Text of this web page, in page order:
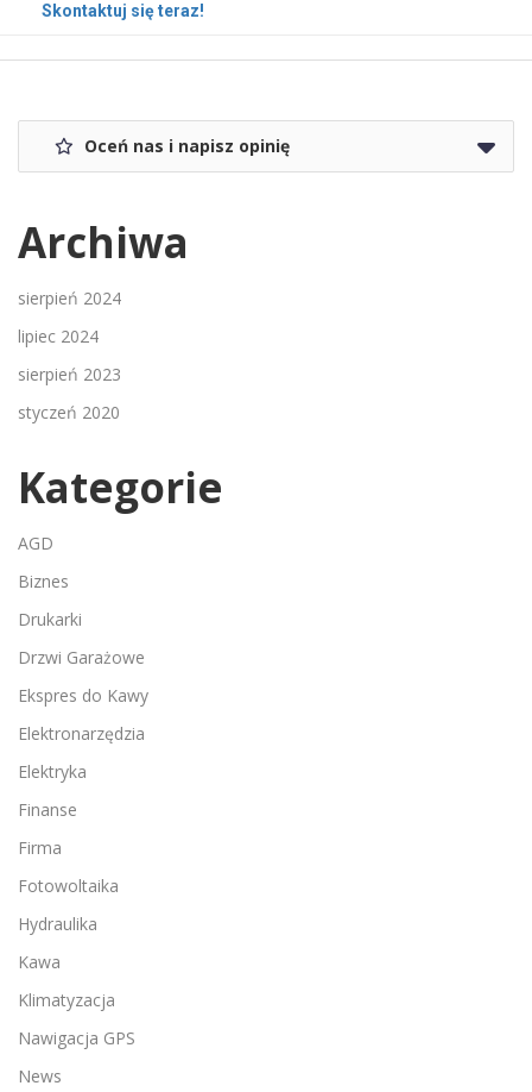
Skontaktuj się teraz!
Oceń nas i napisz opinię
Archiwa
sierpień 2024
lipiec 2024
sierpień 2023
styczeń 2020
Kategorie
AGD
Biznes
Drukarki
Drzwi Garażowe
Ekspres do Kawy
Elektronarzędzia
Elektryka
Finanse
Firma
Fotowoltaika
Hydraulika
Kawa
Klimatyzacja
Nawigacja GPS
News